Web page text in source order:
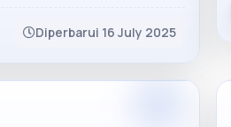
Diperbarui 16 July 2025